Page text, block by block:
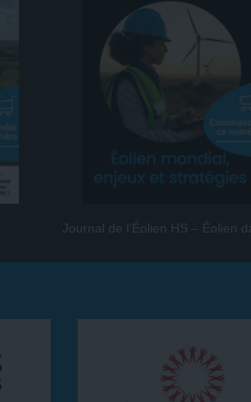
Journal de l’Éolien HS – Éolien